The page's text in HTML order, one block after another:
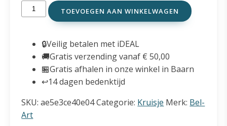
Kruisje
Keramiek
Cm
Indigo
Vredesduif
aantal
TOEVOEGEN AAN WINKELWAGEN
🔒Veilig betalen met iDEAL
🚚Gratis verzending vanaf € 50,00
🏪Gratis afhalen in onze winkel in Baarn
↩️14 dagen bedenktijd
SKU:ae5e3ce40e04Categorie: Kruisje Merk: Bel-
Art